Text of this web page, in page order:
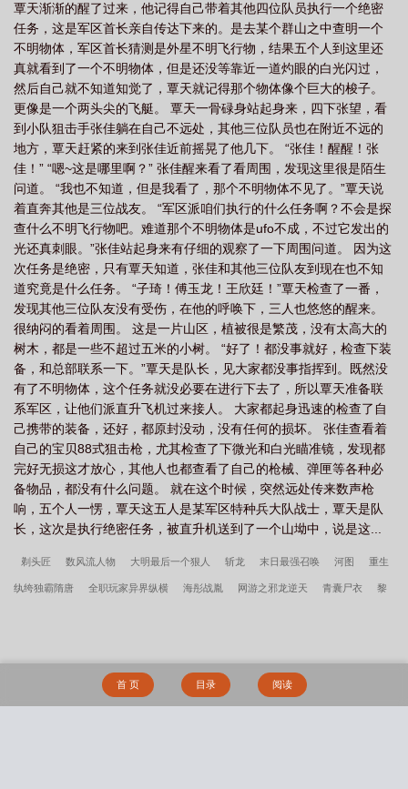
悍匪横行之顶点 抗战之超级悍匪免费阅读 抗日之超级悍匪全文免费阅读
日之超级悍匪 静止的烟火 连载中更新时间 抗日之超级悍匪免费阅读 抗日之超
级悍匪系统 抗日之超级悍匪
那个物体像个巨大的梭子。更像是一个两头尖的飞艇。覃天一骨碌
身站起身来，四下张望，看到小队狙击手张佳躺在自己不远处，其
他三位队员也在附近不远的地方，覃天赶紧的来到张佳近前摇晃了
他几下。“张佳！醒醒！张佳！”“嗯……这是哪里啊？”张佳醒来看了
看周围，发现这里很是陌生问道。“我也不知道，但是我看了，那个
不明物体不见了。”覃天说着直奔其他是三位战友。“军区派咱们执行
的什么任务啊？不会是探查什么不明飞行物吧。难道那个不明物体
是UFO不成，不过它发出的光还真刺眼。”张佳站起身来有仔细的观
察了一下周围问道。因为这次任务是绝密，只有覃天知道，张佳和
其他三位队友到现在也不知道究竟是什么任务。“子琦！傅玉龙！王
欣廷！”覃天检查了一番，发现其他三位队友没有受伤，在他的呼唤
下，三人也悠悠的醒来。很纳闷的看着周围。这是一片山区，植被
很是繁茂，没有太高大的树木，都是一些不超过五米的小树。“好
了！都没事就好，检查下装备，和总部联系一下。”覃天是队长，见
大家都没事指挥到。既然没有了不明物体，这个任务就没必要在进
行下去了，所以覃天准备联系军区，让他们派直升飞机过来接人。
大家都起身迅速的检查了自己携带的装备，还好，都原封没动，没
有任何的损坏。张佳查看着自己的宝贝88式狙击枪，尤其检查了下
微光和白光瞄准镜，发现都完好无损这才放心，其他人也都查看了
自己的枪械、弹匣等各种必备物品，都没有什么问题。就在这个时
候，突然远处传来数声枪响，五个人一愣，覃天这五人是某军区特
种兵大队战士，覃天是队长，这次是执行绝密任务，被直升机送到
了一个山坳中，说是这里有不明物体需要探查明白，五个人是武装
到了牙齿来的，装备的都是目前国内最前进的武器，而且子弹带的
相当充裕，覃天、龚子琦、王欣廷、傅玉龙带的是QBZ03式5。
8mm95自动步枪，这是95式步枪的终极版，每人带着10个弹匣，都
是标准30发子弹弹匣。张佳带的虽然不是反器材狙击枪，但是88式
狙击枪可是他的最爱，此枪有效射程800米，但是他使用这把抢打出
张佳带着10个88式狙击枪的10发子弹的弹匣，覃天他们每个人还带
还有用这个抢的？难道我判断错了？五个人相互看了看，覃天并没
说话，一个前进的手势，五个人迅速的往枪声传来的地方奔去。枪
覃天渐渐的醒了过来，他记得自己带着其他四位队员执行一个绝密
任务，这是军区首长亲自传达下来的。是去某个群山之中查明一个
不明物体，军区首长猜测是外星不明飞行物，结果五个人到这里还
真就看到了一个不明物体，但是还没等靠近一道灼眼的白光闪过，
然后自己就不知道知觉了，覃天就记得那个物体像个巨大的梭子。
更像是一个两头尖的飞艇。 覃天一骨碌身站起身来，四下张望，看
到小队狙击手张佳躺在自己不远处，其他三位队员也在附近不远的
地方，覃天赶紧的来到张佳近前摇晃了他几下。 “张佳！醒醒！张
佳！” “嗯~这是哪里啊？” 张佳醒来看了看周围，发现这里很是陌生
问道。 “我也不知道，但是我看了，那个不明物体不见了。”覃天说
着直奔其他是三位战友。 “军区派咱们执行的什么任务啊？不会是探
查什么不明飞行物吧。难道那个不明物体是ufo不成，不过它发出的
光还真刺眼。”张佳站起身来有仔细的观察了一下周围问道。 因为这
次任务是绝密，只有覃天知道，张佳和其他三位队友到现在也不知
道究竟是什么任务。 “子琦！傅玉龙！王欣廷！”覃天检查了一番，
发现其他三位队友没有受伤，在他的呼唤下，三人也悠悠的醒来。
很纳闷的看着周围。 这是一片山区，植被很是繁茂，没有太高大的
树木，都是一些不超过五米的小树。 “好了！都没事就好，检查下装
备，和总部联系一下。”覃天是队长，见大家都没事指挥到。既然没
有了不明物体，这个任务就没必要在进行下去了，所以覃天准备联
系军区，让他们派直升飞机过来接人。 大家都起身迅速的检查了自
己携带的装备，还好，都原封没动，没有任何的损坏。 张佳查看着
自己的宝贝88式狙击枪，尤其检查了下微光和白光瞄准镜，发现都
完好无损这才放心，其他人也都查看了自己的枪械、弹匣等各种必
备物品，都没有什么问题。 就在这个时候，突然远处传来数声枪
响，五个人一愣，覃天这五人是某军区特种兵大队战士，覃天是队
长，这次是执行绝密任务，被直升机送到了一个山坳中，说是这...
剃头匠 数风流人物 大明最后一个狠人 斩龙 末日最强召唤 河图 重生
纨绔独霸隋唐 全职玩家异界纵横 海彤战胤 网游之邪龙逆天 青囊尸衣 黎
女配逆袭系统[快穿] 宠妻成瘾：前妻很嚣张 妖道难撩
首 页 目录 阅读